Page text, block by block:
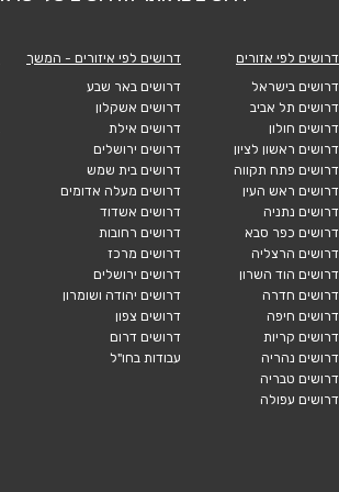
דרושים לפי אזורים
דרושים בישראל
דרושים תל אביב
דרושים חולון
דרושים ראשון לציון
דרושים פתח תקווה
דרושים ראש העין
דרושים נתניה
דרושים כפר סבא
דרושים הרצליה
דרושים הוד השרון
דרושים חדרה
דרושים חיפה
דרושים קריות
דרושים נהריה
דרושים טבריה
דרושים עפולה
דרושים לפי איזורים - המשך
דרושים באר שבע
דרושים אשקלון
דרושים אילת
דרושים ירושלים
דרושים בית שמש
דרושים מעלה אדומים
דרושים אשדוד
דרושים רחובות
דרושים מרכז
דרושים ירושלים
דרושים יהודה ושומרון
דרושים צפון
דרושים דרום
עבודות בחו"ל